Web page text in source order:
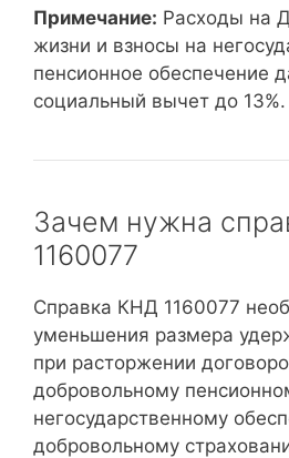
Примечание: Расходы на
жизни и взносы на
пенсионное обеспечение
социальный вычет до 13%.
Зачем нужна
1160077
Справка КНД 1160077
уменьшения размера
при расторжении
добровольному
негосударственному
добровольному